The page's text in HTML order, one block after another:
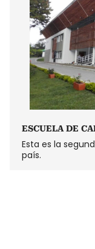
ESCUELA DE
Esta es la
país.